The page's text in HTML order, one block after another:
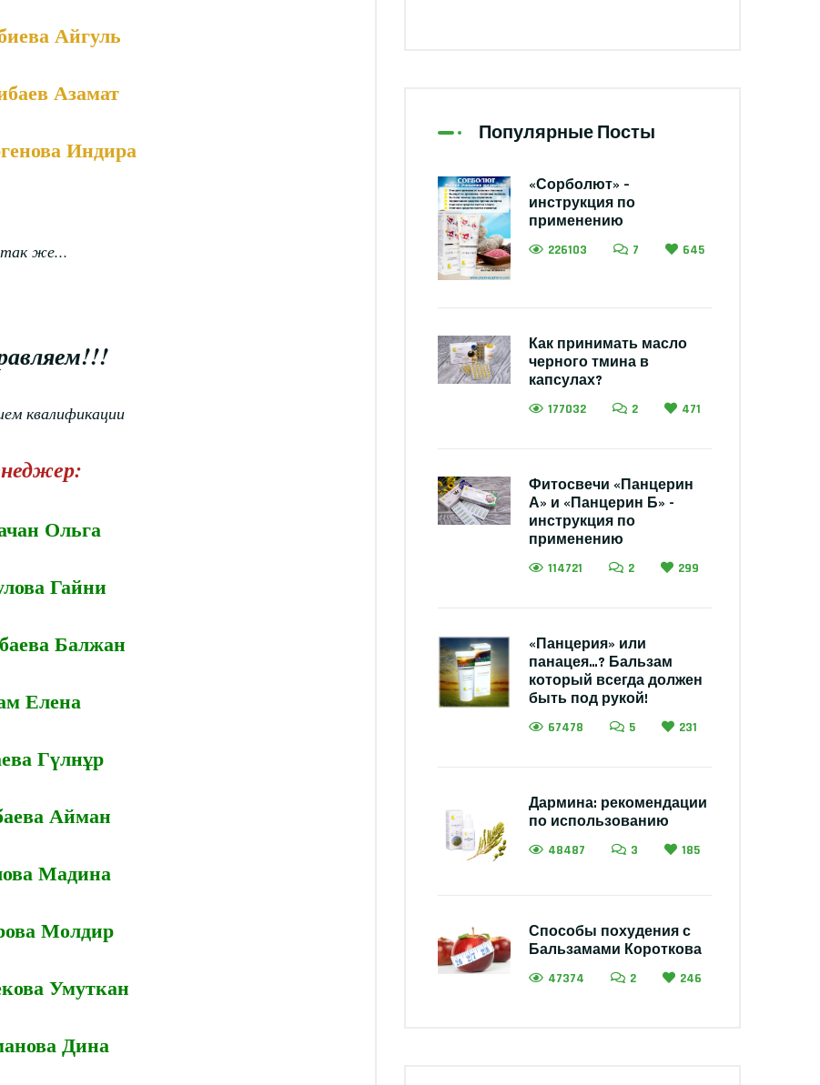
Айгуль
Азамат
Индира
же...
квалификации
Ольга
Гайни
Балжан
Елена
Гүлнұр
Айман
Мадина
Молдир
Умуткан
Дина
Популярные Посты
«Сорболют» –
инструкция по
применению
226103 7 645
Как принимать масло
черного тмина в
капсулах?
177032 2 471
Фитосвечи «Панцерин
А» и «Панцерин Б» -
инструкция по
применению
114721 2 299
«Панцерия» или
панацея…? Бальзам
который всегда должен
быть под рукой!
67478 5 231
Дармина: рекомендации
по использованию
48487 3 185
Способы похудения с
Бальзамами Короткова
47374 2 246